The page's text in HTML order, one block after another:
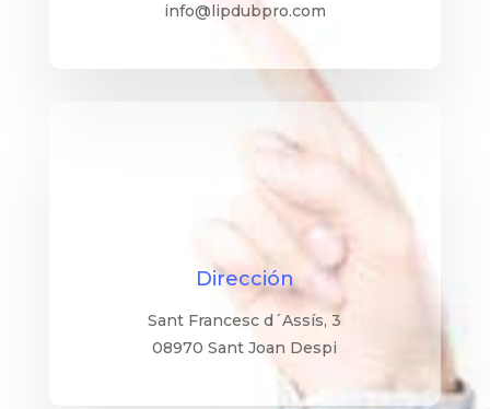
info@lipdubpro.com
Dirección
Sant Francesc d´Assís, 3
08970 Sant Joan Despi